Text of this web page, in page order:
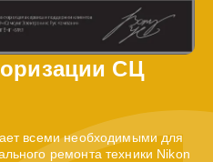
СЦ
всеми необходимыми для
ремонта техники Nikon